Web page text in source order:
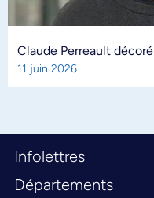
Claude Perreault
11 juin 2026
Infolettres
Départements